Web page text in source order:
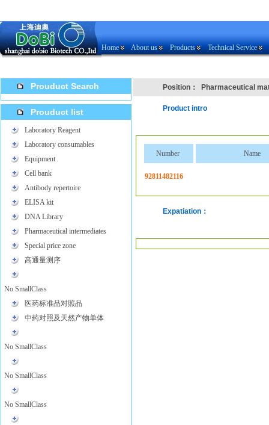
Home About us Products Technical Service
Prouduct Search
Prouduct list
Laboratory Reagent
Laboratory consumables
Equipment
Cell bank
Antibody repertoire
ELISA kit
DNA Library
Pharmaceutical intermediates
Special price zone
高通量测序
No SmallClass
医药标准品对照品
中药对照及天然产物单体
No SmallClass
No SmallClass
No SmallClass
Position： Pharmaceutical
Product intro
Number Name
92811482116
Expatiation：